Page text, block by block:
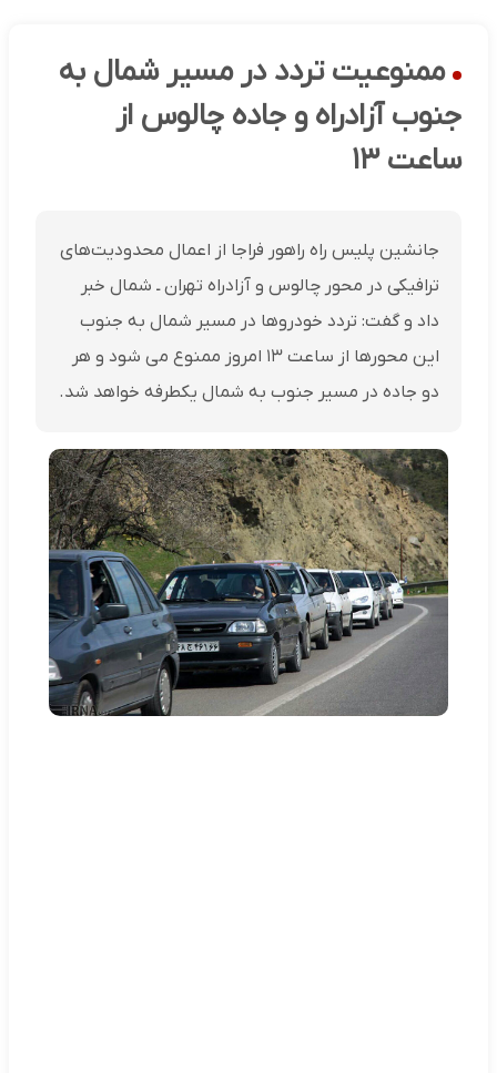
ممنوعیت تردد در مسیر شمال به
جنوب آزادراه و جاده چالوس از
ساعت ۱۳
جانشین پلیس راه راهور فراجا از اعمال محدودیت‌های
ترافیکی در محور چالوس و آزادراه تهران ـ شمال خبر
داد و گفت: تردد خودروها در مسیر شمال به جنوب
این محورها از ساعت ۱۳ امروز ممنوع می شود و هر
دو جاده در مسیر جنوب به شمال یکطرفه خواهد شد.